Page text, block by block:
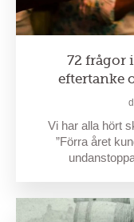
72 frågor
eftertanke
Vi har alla hört
”Förra året